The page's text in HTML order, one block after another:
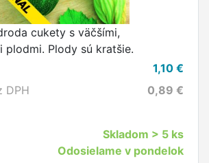
cukety s väčšími,
plodmi. Plody sú kratšie.
1,10 €
DPH
0,89 €
Skladom > 5 ks
Odosielame v pondelok